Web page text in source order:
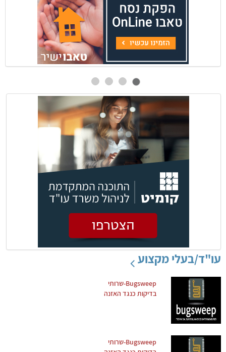
עו"ד/בעלי מקצוע
Bugsweep-שרותי
בדיקות כנגד האזנה
Bugsweep-שרותי